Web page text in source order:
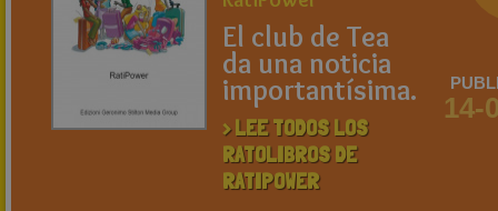
El club de Tea
da una noticia
importantísima.
> LEE TODOS LOS
RATOLIBROS DE
RATIPOWER
14-